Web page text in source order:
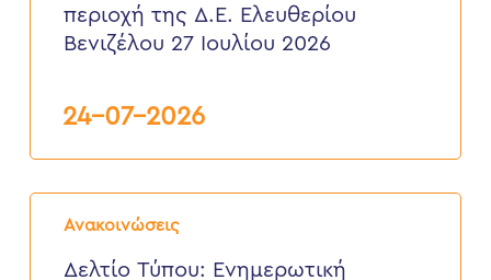
περιοχή
2026
περιοχή της Δ.Ε. Ελευθερίου
Βενιζέλου 27 Ιουλίου 2026
24-07-2026
Ανακοινώσεις
Δελτίο
Τύπου:
επιστολή
Δελτίο Τύπου: Eνημερωτική